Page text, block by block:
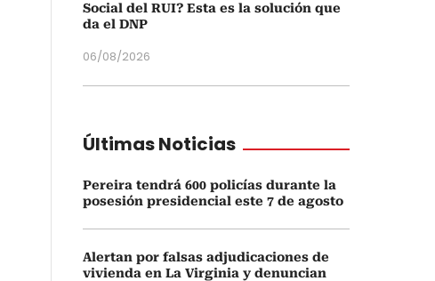
Social del RUI? Esta es la solución que
da el DNP
06/08/2026
Últimas Noticias
Pereira tendrá 600 policías durante la
posesión presidencial este 7 de agosto
Alertan por falsas adjudicaciones de
vivienda en La Virginia y denuncian